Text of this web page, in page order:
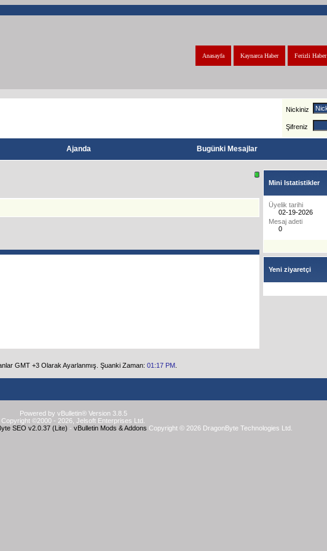
Ferizli Haber
Kaynarca Haber
Anasayfa
Nickiniz
Şifreniz
Ajanda Bugünki Mesajlar
Mini Istatistikler
Üyelik tarihi
02-19-2026
Mesaj adeti
0
Yeni ziyaretçi
GMT +3 Olarak Ayarlanmış. Şuanki Zaman: 01:17 PM
Powered by vBulletin® Version 3.8.5
Copyright ©2000 - 2026, Jelsoft Enterprises Ltd.
SEO v2.0.37 (Lite) - vBulletin Mods & Addons Copyright © 2026 DragonByte Technologies Ltd.